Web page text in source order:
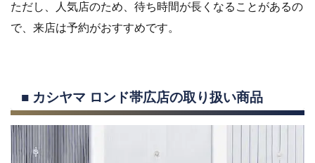
ただし、人気店のため、待ち時間が長くなることがあるの
で、来店は予約がおすすめです。
■ カシヤマ ロンド帯広店の取り扱い商品